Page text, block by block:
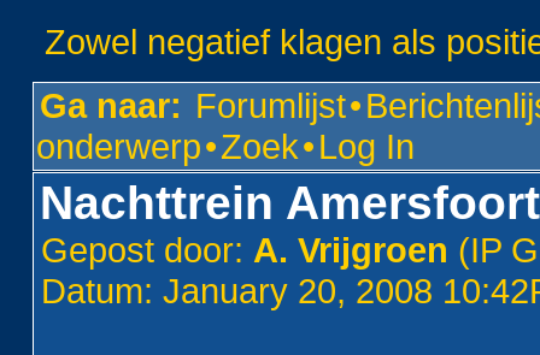
Zowel negatief klagen als
Ga naar: Forumlijst•
onderwerp•Zoek•Log In
Nachttrein
Gepost door: A. Vrijgroen (IP
Datum: January 20, 2008